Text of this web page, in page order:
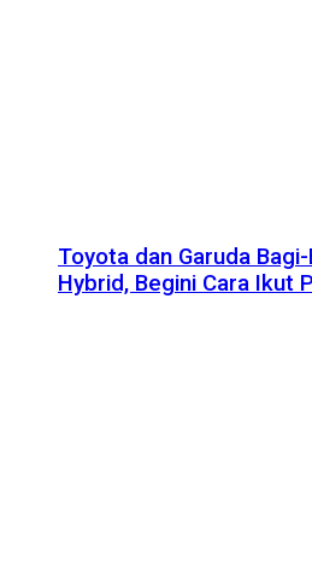
Toyota dan Garuda
Hybrid, Begini Cara Ikut